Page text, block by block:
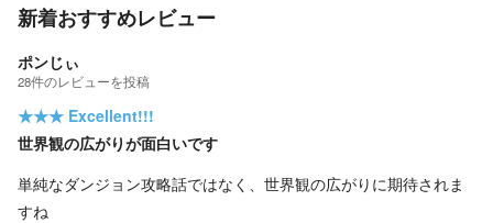
新着おすすめレビュー
ポンじぃ
28件のレビューを投稿
★★★ Excellent!!!
世界観の広がりが面白いです
単純なダンジョン攻略話ではなく、世界観の広がりに期待されま
すね